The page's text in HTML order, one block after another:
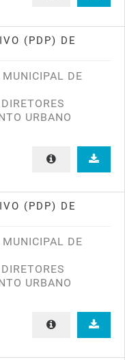
(PDP) DE
MUNICIPAL DE
URBANO
(PDP) DE
MUNICIPAL DE
URBANO